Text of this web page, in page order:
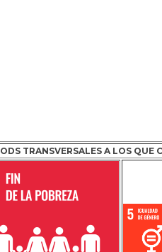
ODS TRANSVERSALES A LOS QUE